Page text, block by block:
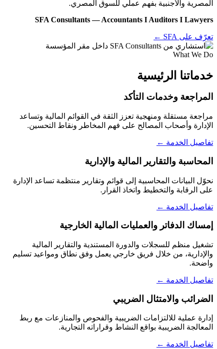
المصرية والأجنبية بفهم عملي للسوق المصري.
SFA Consultants — Accountants I Auditors I Lawyers
تعرّف على SFA ←
What We Do
خدماتنا الرئيسية
المراجعة وخدمات التأكد
مراجعة مستقلة ومنهجية تعزز الثقة في القوائم المالية وتساعد
الإدارة وأصحاب المصالح على فهم المخاطر ونقاط التحسين.
تفاصيل الخدمة ←
المحاسبة والتقارير المالية والإدارية
نحوّل البيانات المحاسبية إلى قوائم وتقارير منتظمة تساعد الإدارة
على الرقابة والتخطيط واتخاذ القرار.
تفاصيل الخدمة ←
إمساك الدفاتر والعمليات المالية الخارجية
تشغيل منظم للسجلات والدورة المستندية والتقارير المالية
والإدارية، من خلال فريق خارجي يعمل وفق نطاق ومواعيد تسليم
واضحة.
تفاصيل الخدمة ←
الضرائب والامتثال الضريبي
إدارة عملية للالتزامات الضريبية والفحوص والمنازعات مع ربط
المعالجة الضريبية بواقع النشاط وقراراته التجارية.
تفاصيل الخدمة ←